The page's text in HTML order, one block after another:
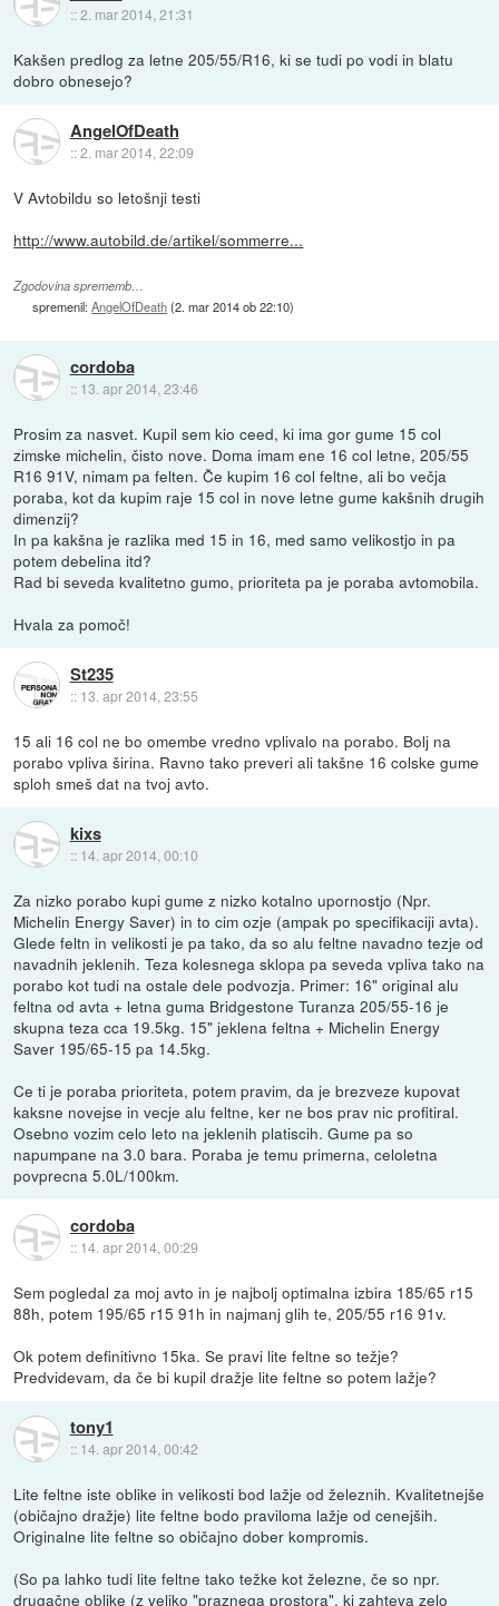
::2. mar 2014, 21:31
Kakšen predlog za letne 205/55/R16, ki se tudi po vodi in blatu
dobro obnesejo?
AngelOfDeath
::2. mar 2014, 22:09
V Avtobildu so letošnji testi
http://www.autobild.de/artikel/sommerre...
Zgodovina sprememb…
spremenil:AngelOfDeath(2. mar 2014 ob 22:10)
cordoba
:: 13. apr 2014, 23:46
Prosim za nasvet. Kupil sem kio ceed, ki ima gor gume 15 col
zimske michelin, čisto nove. Doma imam ene 16 col letne, 205/55
R16 91V, nimam pa felten. Če kupim 16 col feltne, ali bo večja
poraba, kot da kupim raje 15 col in nove letne gume kakšnih drugih
dimenzij?
In pa kakšna je razlika med 15 in 16, med samo velikostjo in pa
potem debelina itd?
Rad bi seveda kvalitetno gumo, prioriteta pa je poraba avtomobila.
Hvala za pomoč!
St235
:: 13. apr 2014, 23:55
15 ali 16 col ne bo omembe vredno vplivalo na porabo. Bolj na
porabo vpliva širina. Ravno tako preveri ali takšne 16 colske gume
sploh smeš dat na tvoj avto.
kixs
:: 14. apr 2014, 00:10
Za nizko porabo kupi gume z nizko kotalno upornostjo (Npr.
Michelin Energy Saver) in to cim ozje (ampak po specifikaciji avta).
Glede feltn in velikosti je pa tako, da so alu feltne navadno tezje od
navadnih jeklenih. Teza kolesnega sklopa pa seveda vpliva tako na
porabo kot tudi na ostale dele podvozja. Primer: 16" original alu
feltna od avta + letna guma Bridgestone Turanza 205/55-16 je
skupna teza cca 19.5kg. 15" jeklena feltna + Michelin Energy
Saver 195/65-15 pa 14.5kg.
Ce ti je poraba prioriteta, potem pravim, da je brezveze kupovat
kaksne novejse in vecje alu feltne, ker ne bos prav nic profitiral.
Osebno vozim celo leto na jeklenih platiscih. Gume pa so
napumpane na 3.0 bara. Poraba je temu primerna, celoletna
povprecna 5.0L/100km.
cordoba
:: 14. apr 2014, 00:29
Sem pogledal za moj avto in je najbolj optimalna izbira 185/65 r15
88h, potem 195/65 r15 91h in najmanj glih te, 205/55 r16 91v.
Ok potem definitivno 15ka. Se pravi lite feltne so težje?
Predvidevam, da če bi kupil dražje lite feltne so potem lažje?
tony1
:: 14. apr 2014, 00:42
Lite feltne iste oblike in velikosti bod lažje od železnih. Kvalitetnejše
(običajno dražje) lite feltne bodo praviloma lažje od cenejših.
Originalne lite feltne so običajno dober kompromis.
(So pa lahko tudi lite feltne tako težke kot železne, če so npr.
drugačne oblike (z veliko "praznega prostora", ki zahteva zelo